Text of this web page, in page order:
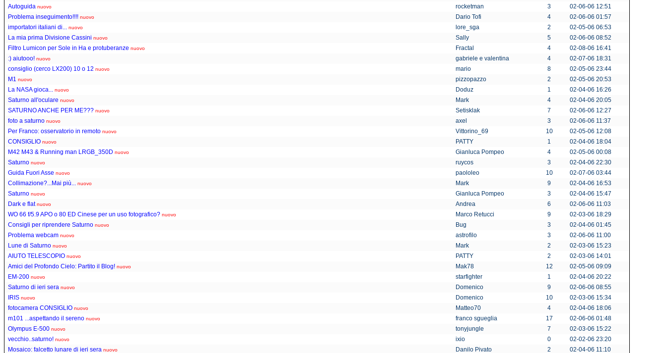
Autoguida nuovo rocketman 3
02-06-06 12:51
Problema inseguimento!!!! nuovo Dario Tofi 4
02-06-06 01:57
importatori italiani di...
nuovo lore_sga 2
02-05-06 06:53
La mia prima Divisione Cassini nuovo Sally 5
02-06-06 08:52
Filtro Lumicon per Sole in Ha e protuberanze nuovo Fractal 4
02-08-06 16:41
:) aiutooo! nuovo gabriele e valentina 4
02-07-06 18:31
consiglio (cerco LX200) 10 o 12 nuovo mario 8
02-05-06 23:44
M1 nuovo pizzopazzo 2
02-05-06 20:53
La NASA gioca...
nuovo Doduz 1
02-04-06 16:26
Saturno all'oculare nuovo Mark 4
02-04-06 20:05
SATURNO ANCHE PER ME??? nuovo Setisklak 7
02-06-06 12:27
foto a saturno nuovo axel 3
02-06-06 11:37
Per Franco: osservatorio in remoto nuovo Vittorino_69 10
02-05-06 12:08
CONSIGLIO nuovo PATTY 1
02-04-06 18:04
M42 M43 & Running man LRGB_350D nuovo Gianluca Pompeo 4
02-05-06 00:08
Saturno nuovo ruycos 3
02-04-06 22:30
Guida Fuori Asse nuovo paololeo 10
02-07-06 03:44
Collimazione?...Mai più...
nuovo Mark 9
02-04-06 16:53
Saturno nuovo Gianluca Pompeo 3
02-04-06 15:47
Dark e flat nuovo Andrea 6
02-06-06 11:03
WO 66 f/5.9 APO o 80 ED Cinese per un uso fotografico? nuovo Marco Retucci 9
02-03-06 18:29
Consigli per riprendere Saturno nuovo Bug 3
02-04-06 01:45
Problema webcam nuovo astrofilo 3
02-06-06 11:00
Lune di Saturno nuovo Mark 2
02-03-06 15:23
AIUTO TELESCOPIO nuovo PATTY 2
02-03-06 14:01
Amici del Profondo Cielo: Partito il Blog! nuovo Mak78 12
02-05-06 09:09
EM-200 nuovo starfighter 1
02-04-06 20:22
Saturno di ieri sera nuovo Domenico 9
02-06-06 08:55
IRIS nuovo Domenico 10
02-03-06 15:34
fotocamera CONSIGLIO nuovo Matteo70 4
02-04-06 18:06
m101 ...aspettando il sereno nuovo franco sgueglia 17
02-06-06 01:48
Olympus E-500 nuovo tonyjungle 7
02-03-06 15:22
vecchio..saturno! nuovo ixio 0
02-02-06 23:20
Mosaico: falcetto lunare di ieri sera nuovo Danilo Pivato 2 02-04-06 11:10